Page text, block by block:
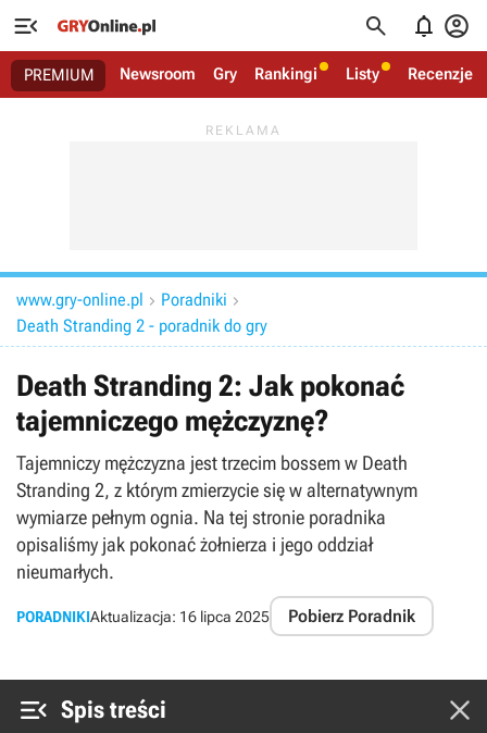
   
PREMIUM Newsroom Gry Rankingi Listy Recenzje
www.gry-online.pl  Poradniki 
Death Stranding 2 - poradnik do gry
Death Stranding 2: Jak pokonać
tajemniczego mężczyznę?
Tajemniczy mężczyzna jest trzecim bossem w Death
Stranding 2, z którym zmierzycie się w alternatywnym
wymiarze pełnym ognia. Na tej stronie poradnika
opisaliśmy jak pokonać żołnierza i jego oddział
nieumarłych.
PORADNIKIAktualizacja: 16 lipca 2025 Pobierz Poradnik
 Spis treści 